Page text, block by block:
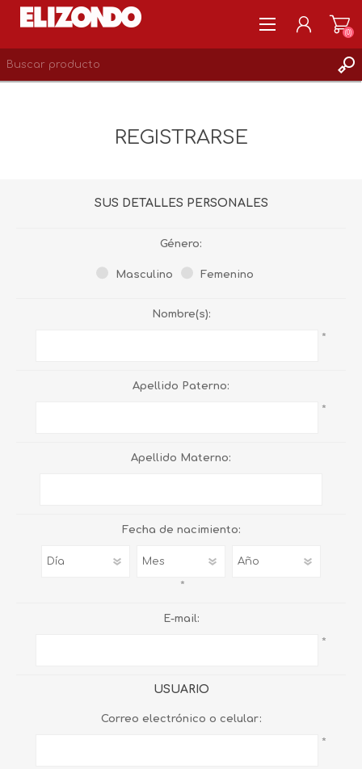
(0)
REGISTRARSE
SUS DETALLES PERSONALES
Género:
Masculino Femenino
Nombre(s):
*
Apellido Paterno:
*
Apellido Materno:
Fecha de nacimiento:
*
E-mail:
*
USUARIO
Correo electrónico o celular:
*